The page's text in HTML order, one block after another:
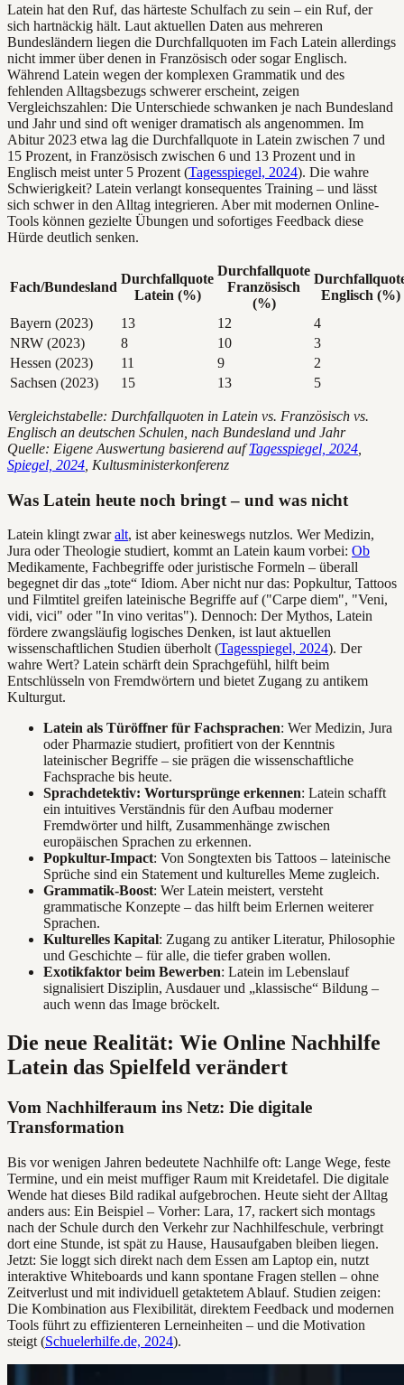
Latein hat den Ruf, das härteste Schulfach zu sein – ein Ruf, der
sich hartnäckig hält. Laut aktuellen Daten aus mehreren
Bundesländern liegen die Durchfallquoten im Fach Latein allerdings
nicht immer über denen in Französisch oder sogar Englisch.
Während Latein wegen der komplexen Grammatik und des
fehlenden Alltagsbezugs schwerer erscheint, zeigen
Vergleichszahlen: Die Unterschiede schwanken je nach Bundesland
und Jahr und sind oft weniger dramatisch als angenommen. Im
Abitur 2023 etwa lag die Durchfallquote in Latein zwischen 7 und
15 Prozent, in Französisch zwischen 6 und 13 Prozent und in
Englisch meist unter 5 Prozent (Tagesspiegel, 2024). Die wahre
Schwierigkeit? Latein verlangt konsequentes Training – und lässt
sich schwer in den Alltag integrieren. Aber mit modernen Online-
Tools können gezielte Übungen und sofortiges Feedback diese
Hürde deutlich senken.
Fach/Bundesland
Durchfallquote
Latein (%)
Durchfallquote
Französisch
(%)
Englisch (%)
Bayern (2023)
13 12
4
NRW (2023)
8 10
3
Hessen (2023)
11 9
2
Sachsen (2023)
15 13 5
Vergleichstabelle: Durchfallquoten in Latein vs. Französisch vs.
Englisch an deutschen Schulen, nach Bundesland und Jahr
Quelle: Eigene Auswertung basierend aufTagesspiegel, 2024
Spiegel, 2024 , Kultusministerkonferenz
Was Latein heute noch bringt – und was nicht
Latein klingt zwaralt, ist aber keineswegs nutzlos. Wer Medizin,
Jura oder Theologie studiert, kommt an Latein kaum vorbei: Ob
Medikamente, Fachbegriffe oder juristische Formeln – überall
begegnet dir das „tote“ Idiom. Aber nicht nur das: Popkultur, Tattoos
und Filmtitel greifen lateinische Begriffe auf ("Carpe diem", "Veni,
vidi, vici" oder "In vino veritas"). Dennoch: Der Mythos, Latein
fördere zwangsläufig logisches Denken, ist laut aktuellen
wissenschaftlichen Studien überholt (Tagesspiegel, 2024). Der
wahre Wert? Latein schärft dein Sprachgefühl, hilft beim
Entschlüsseln von Fremdwörtern und bietet Zugang zu antikem
Kulturgut.
Latein als Türöffner für Fachsprachen: Wer Medizin, Jura
oder Pharmazie studiert, profitiert von der Kenntnis
lateinischer Begriffe – sie prägen die wissenschaftliche
Fachsprache bis heute.
Sprachdetektiv: Wortursprünge erkennen: Latein schafft
ein intuitives Verständnis für den Aufbau moderner
Fremdwörter und hilft, Zusammenhänge zwischen
europäischen Sprachen zu erkennen.
Popkultur-Impact: Von Songtexten bis Tattoos – lateinische
Sprüche sind ein Statement und kulturelles Meme zugleich.
Grammatik-Boost: Wer Latein meistert, versteht
grammatische Konzepte – das hilft beim Erlernen weiterer
Sprachen.
Kulturelles Kapital: Zugang zu antiker Literatur, Philosophie
und Geschichte – für alle, die tiefer graben wollen.
Exotikfaktor beim Bewerben: Latein im Lebenslauf
signalisiert Disziplin, Ausdauer und „klassische“ Bildung –
auch wenn das Image bröckelt.
Die neue Realität: Wie Online Nachhilfe
Latein das Spielfeld verändert
Vom Nachhilferaum ins Netz: Die digitale
Transformation
Bis vor wenigen Jahren bedeutete Nachhilfe oft: Lange Wege, feste
Termine, und ein meist muffiger Raum mit Kreidetafel. Die digitale
Wende hat dieses Bild radikal aufgebrochen. Heute sieht der Alltag
anders aus: Ein Beispiel – Vorher: Lara, 17, rackert sich montags
nach der Schule durch den Verkehr zur Nachhilfeschule, verbringt
dort eine Stunde, ist spät zu Hause, Hausaufgaben bleiben liegen.
Jetzt: Sie loggt sich direkt nach dem Essen am Laptop ein, nutzt
interaktive Whiteboards und kann spontane Fragen stellen – ohne
Zeitverlust und mit individuell getaktetem Ablauf. Studien zeigen:
Die Kombination aus Flexibilität, direktem Feedback und modernen
Tools führt zu effizienteren Lerneinheiten – und die Motivation
steigt (Schuelerhilfe.de, 2024).